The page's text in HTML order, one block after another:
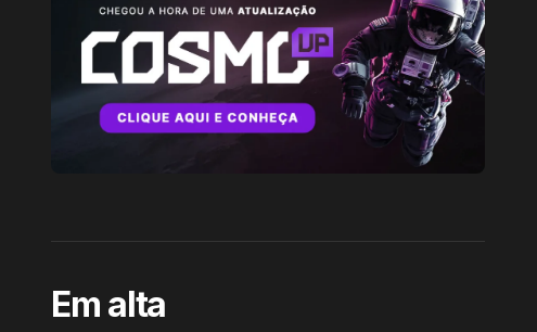
Em alta